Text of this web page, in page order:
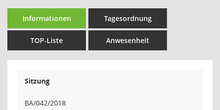
Informationen Tagesordnung
TOP-Liste Anwesenheit
Sitzung
BA/042/2018